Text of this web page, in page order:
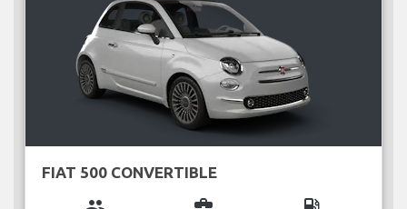
FIAT 500 CONVERTIBLE